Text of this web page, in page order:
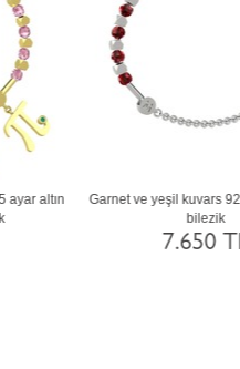
zümrüt ve pembe kuvars 925 ayar
rose altın kaplama gümüş bilezik